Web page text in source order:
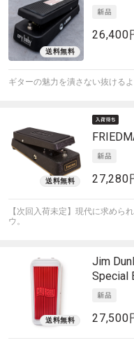
26,400
ギターの魅力を潰さない抜ける
27,280
【次回入荷未定】現代に求めら
ウ。
Jim
Special
27,500